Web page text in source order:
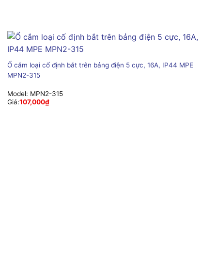
Ổ cắm loại cố định bắt trên bảng điện 5 cực, 16A, IP44 MPE
MPN2-315
Model: MPN2-315
Giá:107,000₫